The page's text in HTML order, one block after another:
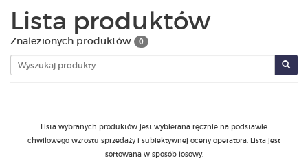
MĘŻCZYZNA
POLECAMY
Lista produktów
Znalezionych produktów 0
Lista wybranych produktów jest wybierana ręcznie na podstawie
chwilowego wzrostu sprzedaży i subiektywnej oceny operatora. Lista jest
sortowana w sposób losowy.